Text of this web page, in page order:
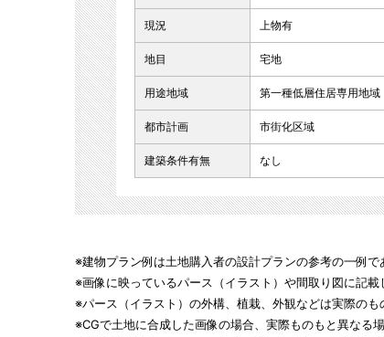
現況 上物有
地目 宅地
用途地域 第一種低層住居専用地域
都市計画 市街化区域
建築条件有無 なし
※建物プラン例は土地購入者の設計プランの参考の一例
※画像に映っているパース（イラスト）や間取り図に記
※パース（イラスト）の外構、植栽、外観などは実際のも
※CGで土地に合成した画像の場合、実際ものもと異なる場